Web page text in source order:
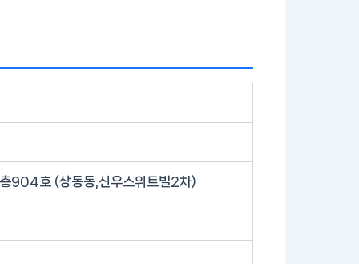
904호 (상동동,신우스위트빌2차)